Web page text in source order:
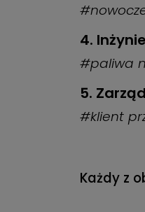
4.
#paliwa
5.
#klient
Każdy z